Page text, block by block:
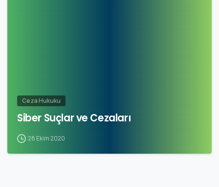
Ceza Hukuku
Siber Suçlar ve Cezaları
28 Ekim 2020